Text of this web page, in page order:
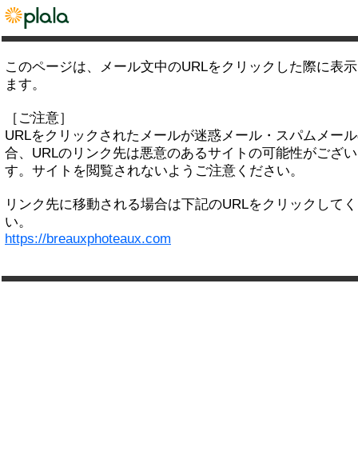
このページは、メール文中のURLをクリックした際に表
ます。
［ご注意］
URLをクリックされたメールが迷惑メール・スパムメー
合、URLのリンク先は悪意のあるサイトの可能性がござ
す。サイトを閲覧されないようご注意ください。
リンク先に移動される場合は下記のURLをクリックして
い。
https://breauxphoteaux.com